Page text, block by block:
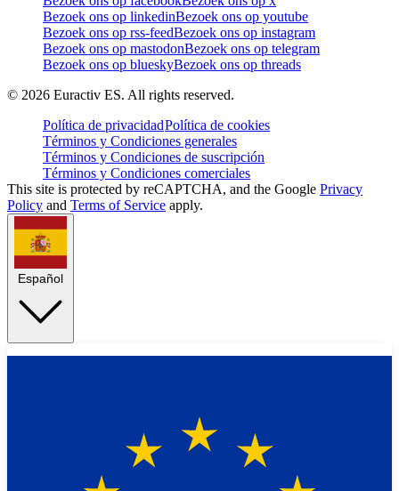
Bezoek ons op linkedinBezoek ons op youtube
Bezoek ons op rss-feedBezoek ons op instagram
Bezoek ons op mastodonBezoek ons op telegram
Bezoek ons op blueskyBezoek ons op threads
© 2026 Euractiv ES. All rights reserved.
Política de privacidadPolítica de cookies
Términos y Condiciones generales
Términos y Condiciones de suscripción
Términos y Condiciones comerciales
This site is protected by reCAPTCHA, and the Google Privacy
Policy and Terms of Service apply.
Español